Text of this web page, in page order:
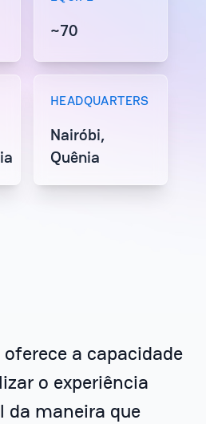
~70
HEADQUARTERS
Nairóbi,
Quênia
a capacidade
o experiência
da maneira que